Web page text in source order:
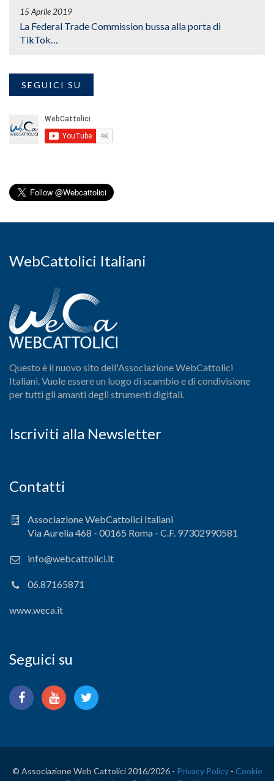
15 Aprile 2019
La Federal Trade Commission bussa alla porta di
TikTok…
SEGUICI SU
WebCattolici Italiani
Questo è il nuovo sito dell'Associazione WebCattolici
Italiani. Vuole essere un luogo di scambio e di condivisione
per tutti gli amanti degli strumenti digitali.
Iscriviti alla Newsletter
Contatti
Associazione WebCattolici Italiani
Via Aurelia 468 - 00165 Roma - C.F. 97302990581
info@webcattolici.it
06.87165871
www.weca.it
Seguici su
© Associazione Web Cattolici 2016/2026 - Privacy Policy- Cookie